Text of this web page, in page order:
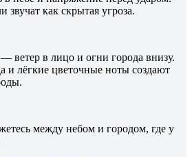
звучат как скрытая угроза.
ветер в лицо и огни города внизу.
и лёгкие цветочные ноты создают
между небом и городом, где у